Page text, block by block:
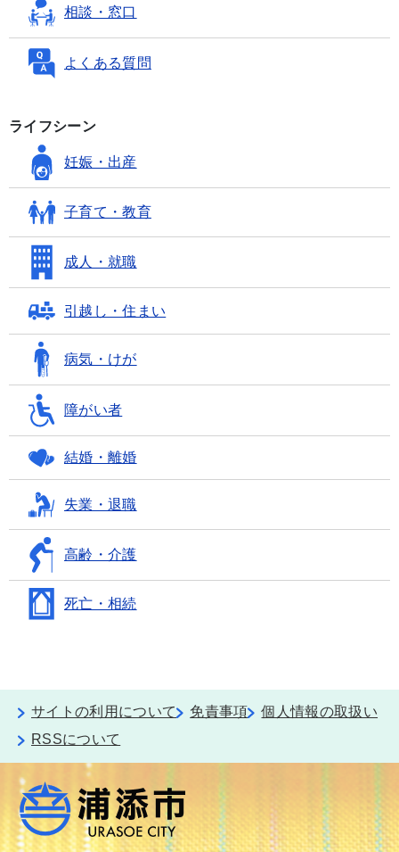
相談・窓口
よくある質問
ライフシーン
妊娠・出産
子育て・教育
成人・就職
引越し・住まい
病気・けが
障がい者
結婚・離婚
失業・退職
高齢・介護
死亡・相続
サイトの利用について 免責事項
個人情報の取扱い
RSSについて